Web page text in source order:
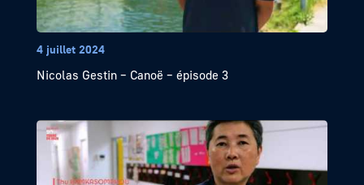
4 juillet 2024
Nicolas Gestin – Canoë – épisode 3